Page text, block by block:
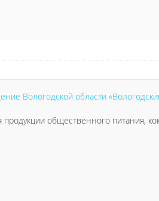
Вологодской области
общественного питания,